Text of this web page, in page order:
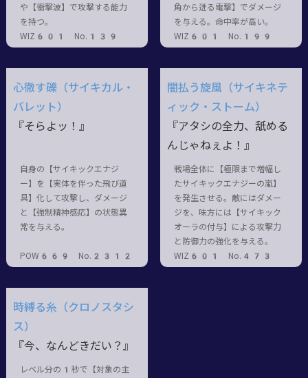
や【衝撃波】で攻撃する能力
を持つ。
WIZ601 No.139
角から迸る電撃】でダメージ
を与える。命中率が高い。
WIZ601 No.199
心徹す礫（サイキカル・
バレット）
『そらよッ！』
自身の【サイキックエナジ
ー】を【実体を伴った飛び道
具】化して攻撃し、ダメージ
と【強制精神感応】の状態異
常を与える。
POW669 No.2312
闇払う旋風（サイキネテ
ィック・ストーム）
『アタシの全力、舐める
んじゃねぇよ！』
戦場全体に【極限まで増幅し
たサイキックエナジーの嵐】
を発生させる。敵にはダメー
ジを、味方には【サイキック
オーラの付与】による攻撃力
と防御力の強化を与える。
WIZ601 No.473
時縛る糸（クロノスタシ
ス）
『今、なんどきだい？』
レベル分の1秒で【対象の主